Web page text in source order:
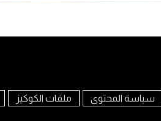
سياسة المحتوى ملفات الكوكيز